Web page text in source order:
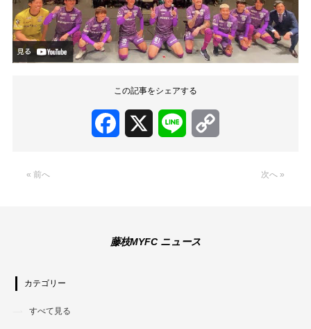
この記事をシェアする
Facebook Line
« 前へ 次へ »
藤枝MYFC ニュース
カテゴリー
すべて見る